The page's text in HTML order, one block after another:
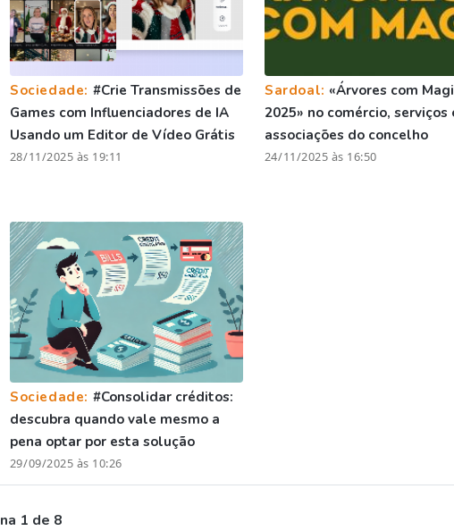
Sociedade: #Crie Transmissões de
Games com Influenciadores de IA
Usando um Editor de Vídeo Grátis
28/11/2025 às 19:11
Sardoal: «Árvores com
2025» no comércio, serviços
associações do concelho
24/11/2025 às 16:50
Sociedade: #Consolidar créditos:
descubra quando vale mesmo a
pena optar por esta solução
29/09/2025 às 10:26
1 de 8